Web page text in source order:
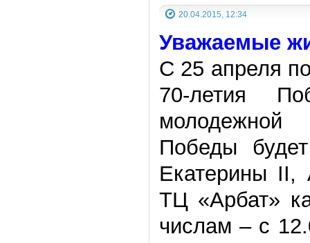
20.04.2015, 12:34
Уважаемые
С 25 апреля
70-летия
молодежной
Победы
Екатерины II,
ТЦ «Арбат»
числам – с